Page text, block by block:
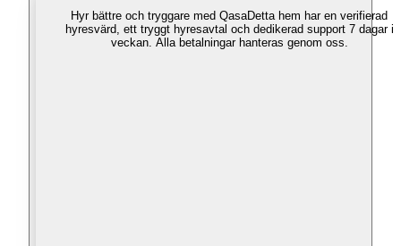
Hyr bättre och tryggare med QasaDetta hem har en verifierad
hyresvärd, ett tryggt hyresavtal och dedikerad support 7 dagar i
veckan. Alla betalningar hanteras genom oss.